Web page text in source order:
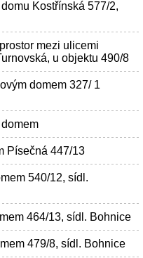
Kostřínská 577/2,
mezi ulicemi
u objektu 490/8
domem 327/ 1
Písečná 447/13
540/12, sídl.
464/13, sídl. Bohnice
479/8, sídl. Bohnice